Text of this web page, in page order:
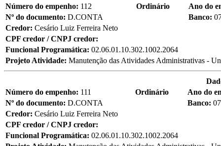
Número do empenho: 112 Ordinário
Ano do
Nº do documento: D.CONTA Banco:
Credor: Cesário Luiz Ferreira Neto
CPF credor / CNPJ credor:
Funcional Programática: 02.06.01.10.302.1002.2064
Projeto Atividade: Manutenção das Atividades Administrativas -
Número do empenho: 111 Ordinário
Ano do
Nº do documento: D.CONTA Banco:
Credor: Cesário Luiz Ferreira Neto
CPF credor / CNPJ credor:
Funcional Programática: 02.06.01.10.302.1002.2064